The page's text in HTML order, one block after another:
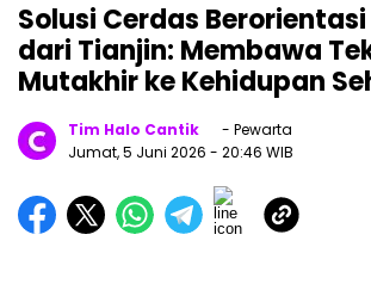
Solusi Cerdas
dari Tianjin: Membawa
Mutakhir ke Kehidupan
Tim Halo Cantik
- Pewarta
Jumat, 5 Juni 2026 - 20:46 WIB